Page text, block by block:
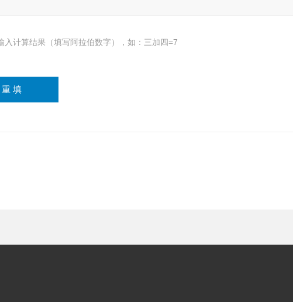
入计算结果（填写阿拉伯数字），如：三加四=7